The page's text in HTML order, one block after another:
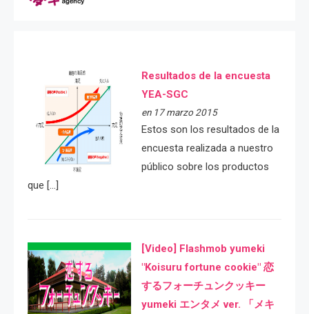
Resultados de la encuesta
YEA-SGC
en 17 marzo 2015
Estos son los resultados de la
encuesta realizada a nuestro
público sobre los productos
que […]
[Video] Flashmob yumeki
"Koisuru fortune cookie" 恋
するフォーチュンクッキー
yumeki エンタメ ver. 「メキ